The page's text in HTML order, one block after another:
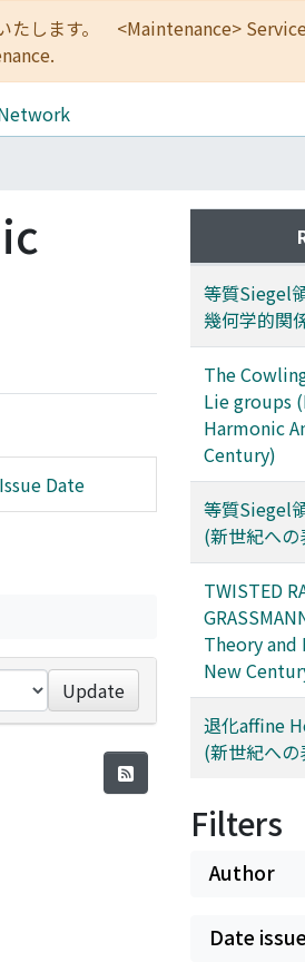
たします。 <Maintenance>
Date
Update
等質Siegel
幾何学的関
The
Lie groups
Harmonic
Century)
等質Siegel
(新世紀へ
TWISTED
Theory
New
退化affine
(新世紀へ
Filters
Author
Date